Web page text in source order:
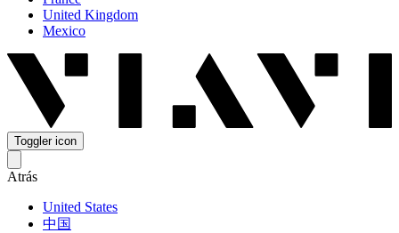
United Kingdom
Mexico
Toggler icon
Atrás
United States
中国